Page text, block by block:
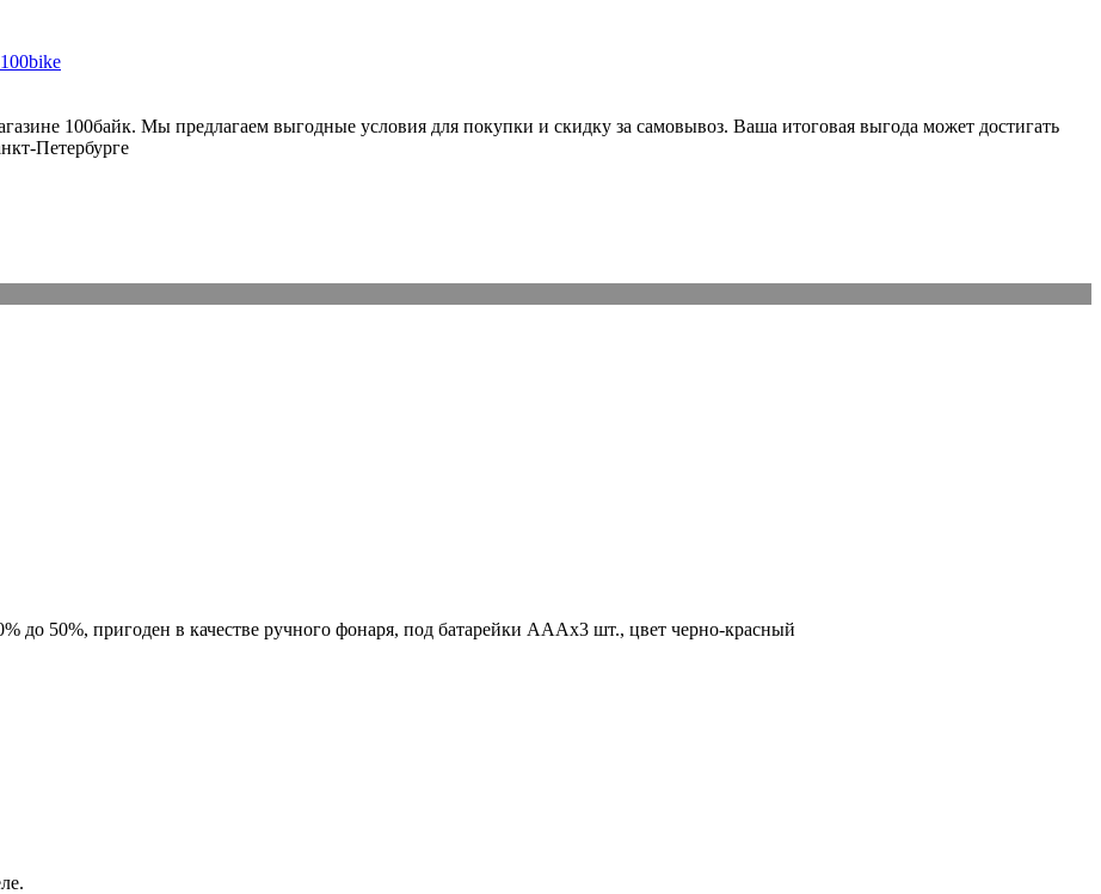
100байк. Мы предлагаем выгодные условия для покупки и скидку за самовывоз. Ваша итоговая выгода может достигать
Петербурге
до 50%, пригоден в качестве ручного фонаря, под батарейки АААх3 шт., цвет черно-красный